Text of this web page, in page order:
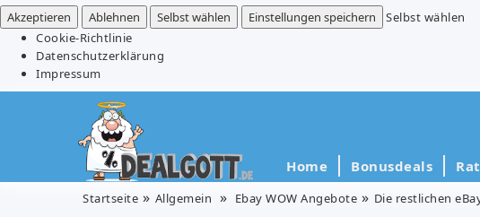
Akzeptieren
Ablehnen Selbst wählen Einstellungen speichern
Selbst wählen
Cookie-Richtlinie
Datenschutzerklärung
Impressum
Home Bonusdeals
Startseite Allgemein Ebay WOW Angebote Die restlichen